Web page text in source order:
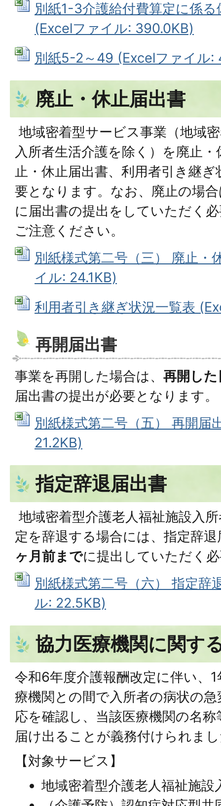
別紙1-3介護給付費算定に係
(Excelファイル: 390.0KB)
別紙5-2～49 (Excelファイル:
廃止・休止届出書
地域密着型サービス事業（地域
入所者生活介護を除く）を廃止
止・休止届出書、利用者引き継
要となります。なお、廃止の場
に届出書の提出をしていただく
ご注意ください。
別紙様式第二号（三） 廃止・
イル: 24.1KB)
利用者引き継ぎ状況一覧表
再開届出書
事業を再開した場合は、 再開し
届出書の提出が必要となります。
別紙様式第二号（五） 再開届
21.2KB)
指定辞退届出書
地域密着型介護老人福祉施設入
定を辞退する場合には、指定辞
ヶ月前までに提出していただく
別紙様式第二号（六） 指定辞
ル: 22.5KB)
協力医療機関に関す
令和6年度介護報酬改定に伴い、
療機関との間で入所者の病状の
応を確認し、当該医療機関の名
届け出ることが義務付けられま
【対象サービス】
地域密着型介護老人福祉施設